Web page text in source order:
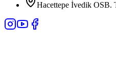
Hacettepe İvedik